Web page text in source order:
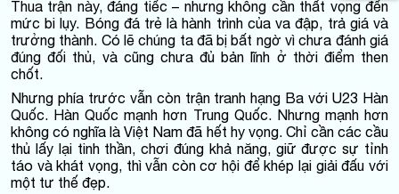
Thua trận này, đáng tiếc – nhưng không cần thất vọng đến
mức bi lụy. Bóng đá trẻ là hành trình của va đập, trả giá và
trưởng thành. Có lẽ chúng ta đã bị bất ngờ vì chưa đánh giá
đúng đối thủ, và cũng chưa đủ bản lĩnh ở thời điểm then
chốt.
Nhưng phía trước vẫn còn trận tranh hạng Ba với U23 Hàn
Quốc. Hàn Quốc mạnh hơn Trung Quốc. Nhưng mạnh hơn
không có nghĩa là Việt Nam đã hết hy vọng. Chỉ cần các cầu
thủ lấy lại tinh thần, chơi đúng khả năng, giữ được sự tỉnh
táo và khát vọng, thì vẫn còn cơ hội để khép lại giải đấu với
một tư thế đẹp.